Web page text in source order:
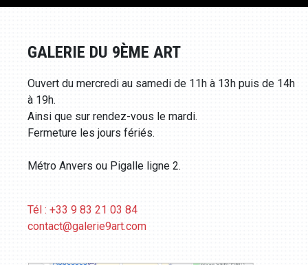
GALERIE DU 9ÈME ART
Ouvert du mercredi au samedi de 11h à 13h puis de 14h
à 19h.
Ainsi que sur rendez-vous le mardi.
Fermeture les jours fériés.
Métro Anvers ou Pigalle ligne 2.
Tél : +33 9 83 21 03 84
contact@galerie9art.com